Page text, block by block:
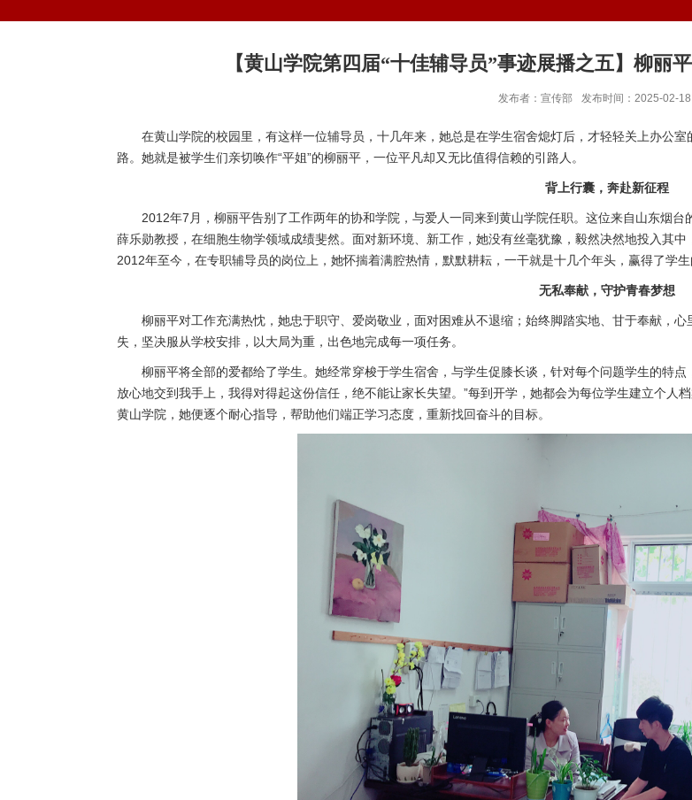
【黄山学院第四届“十佳辅导员”事迹展播之五】柳丽
发布者：宣传部 发布时间：2025-02-18
在黄山学院的校园里，有这样一位辅导员，十几年来，她总是在学生宿舍熄灯后，才轻轻关上办公
路。她就是被学生们亲切唤作“平姐”的柳丽平，一位平凡却又无比值得信赖的引路人。
背上行囊，奔赴新征程
2012年7月，柳丽平告别了工作两年的协和学院，与爱人一同来到黄山学院任职。这位来自山东烟
薛乐勋教授，在细胞生物学领域成绩斐然。面对新环境、新工作，她没有丝毫犹豫，毅然决然地投入其
2012年至今，在专职辅导员的岗位上，她怀揣着满腔热情，默默耕耘，一干就是十几个年头，赢得了学生
无私奉献，守护青春梦想
柳丽平对工作充满热忱，她忠于职守、爱岗敬业，面对困难从不退缩；始终脚踏实地、甘于奉献，
失，坚决服从学校安排，以大局为重，出色地完成每一项任务。
柳丽平将全部的爱都给了学生。她经常穿梭于学生宿舍，与学生促膝长谈，针对每个问题学生的特
放心地交到我手上，我得对得起这份信任，绝不能让家长失望。”每到开学，她都会为每位学生建立个人
黄山学院，她便逐个耐心指导，帮助他们端正学习态度，重新找回奋斗的目标。